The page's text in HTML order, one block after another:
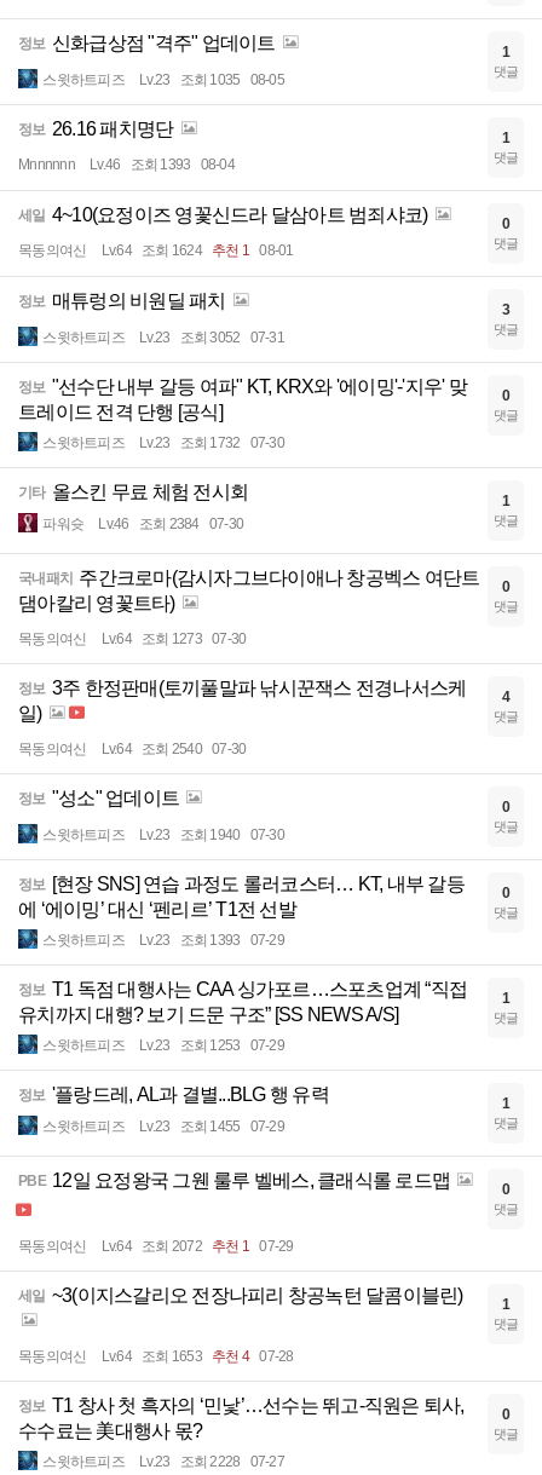
정보 신화급상점 "격주" 업데이트
스윗하트피즈 Lv.23 조회 1035 08-05
1
댓글
정보 26.16 패치명단
Mnnnnnn Lv.46 조회 1393 08-04
1
댓글
세일 4~10(요정이즈 영꽃신드라 달삼아트 범죄샤코)
목동의여신 Lv.64 조회 1624 추천 1 08-01
0
댓글
정보 매튜렁의 비원딜 패치
스윗하트피즈 Lv.23 조회 3052 07-31
3
댓글
정보 "선수단 내부 갈등 여파" KT, KRX와 '에이밍'-'지우' 맞
트레이드 전격 단행 [공식]
스윗하트피즈 Lv.23 조회 1732 07-30
0
댓글
기타 올스킨 무료 체험 전시회
파워슛 Lv.46 조회 2384 07-30
1
댓글
국내패치
주간크로마(감시자그브다이애나 창공벡스 여단트
댐아칼리 영꽃트타)
목동의여신 Lv.64 조회 1273 07-30
0
댓글
정보 3주 한정판매(토끼풀말파 낚시꾼잭스 전경나서스케
일)
목동의여신 Lv.64 조회 2540 07-30
4
댓글
정보 "성소" 업데이트
스윗하트피즈 Lv.23 조회 1940 07-30
0
댓글
정보 [현장 SNS] 연습 과정도 롤러코스터… KT, 내부 갈등
에 ‘에이밍’ 대신 ‘펜리르’ T1전 선발
스윗하트피즈 Lv.23 조회 1393 07-29
0
댓글
정보 T1 독점 대행사는 CAA 싱가포르…스포츠업계 “직접
유치까지 대행? 보기 드문 구조” [SS NEWS A/S]
스윗하트피즈 Lv.23 조회 1253 07-29
1
댓글
정보 '플랑드레, AL과 결별...BLG 행 유력
스윗하트피즈 Lv.23 조회 1455 07-29
1
댓글
PBE 12일 요정왕국 그웬 룰루 벨베스, 클래식롤 로드맵
목동의여신 Lv.64 조회 2072 추천 1 07-29
0
댓글
세일 ~3(이지스갈리오 전장나피리 창공녹턴 달콤이블린)
목동의여신 Lv.64 조회 1653 추천 4 07-28
1
댓글
정보 T1 창사 첫 흑자의 ‘민낯’…선수는 뛰고-직원은 퇴사,
수수료는 美대행사 몫?
스윗하트피즈 Lv.23 조회 2228 07-27
0
댓글